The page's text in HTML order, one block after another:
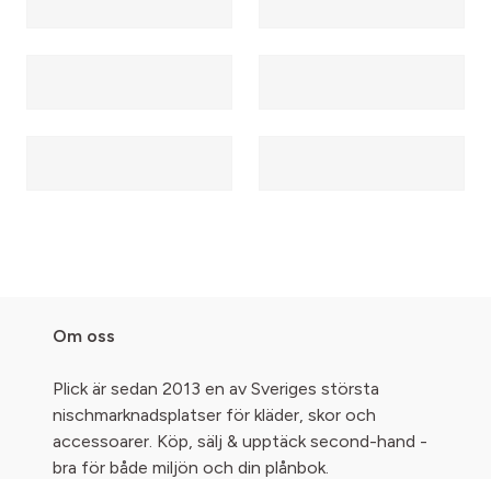
Om oss
Plick är sedan 2013 en av Sveriges största
nischmarknadsplatser för kläder, skor och
accessoarer. Köp, sälj & upptäck second-hand -
bra för både miljön och din plånbok.